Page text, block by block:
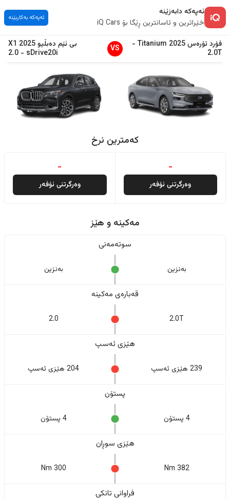
ئەپەکە دابەزێنە
خێراترین و ئاسانترین ڕێگا بۆ iQ Cars
ئەپەکە بەکاربێنە
فۆردتۆرەس2025
Titanium
-
2.0T
VS بی ئێم دەبڵیو X1 2025
sDrive20i
-
2.0
کەمترین نرخ
-
وەرگرتنی ئۆفەر
-
وەرگرتنی ئۆفەر
مەکینە و هێز
سوتەمەنی
بەنزین بەنزین
قەبارەی مەکینە
2.0T
2.0
هێزی ئەسپ
239 هێزی ئەسپ 204 هێزی ئەسپ
پستۆن
4 پستۆن 4 پستۆن
هێزی سوڕان
382 Nm
300 Nm
فراوانی تانکی